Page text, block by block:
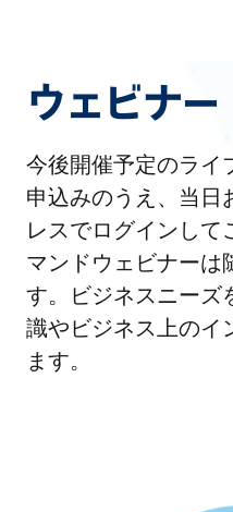
ウェビナー
今後開催予定のライ
申込みのうえ、当日
レスでログインし
マンドウェビナーは
す。ビジネスニーズ
識やビジネス上のイ
ます。